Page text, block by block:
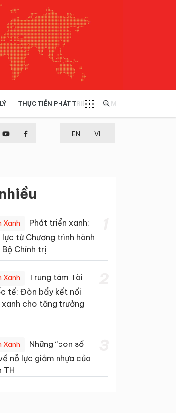
THỰC TIỄN PHÁT TRIỂN MULTIMEDIA
EN VI
Xanh
Phát triển xanh:
từ Chương trình hành
Chính trị
Xanh
Trung tâm Tài
tế: Đòn bẩy kết nối
xanh cho tăng trưởng
Xanh
Những “con số
nỗ lực giảm nhựa của
TH